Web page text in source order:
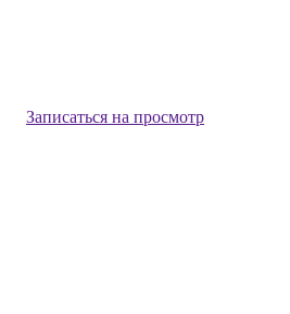
Записаться на просмотр